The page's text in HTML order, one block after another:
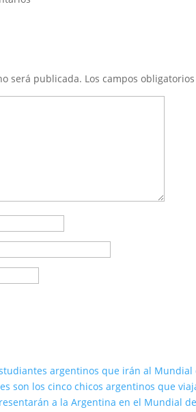
será publicada. Los campos
argentinos que irán al Mundial
son los cinco chicos argentinos que
a la Argentina en el Mundial